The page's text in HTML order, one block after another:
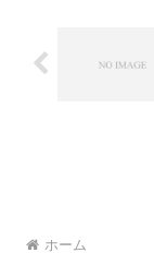
ホーム